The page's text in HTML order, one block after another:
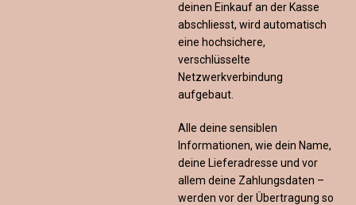
deinen Einkauf an der Kasse
abschliesst, wird automatisch
eine hochsichere,
verschlüsselte
Netzwerkverbindung
aufgebaut.
Alle deine sensiblen
Informationen, wie dein Name,
deine Lieferadresse und vor
allem deine Zahlungsdaten –
werden vor der Übertragung so